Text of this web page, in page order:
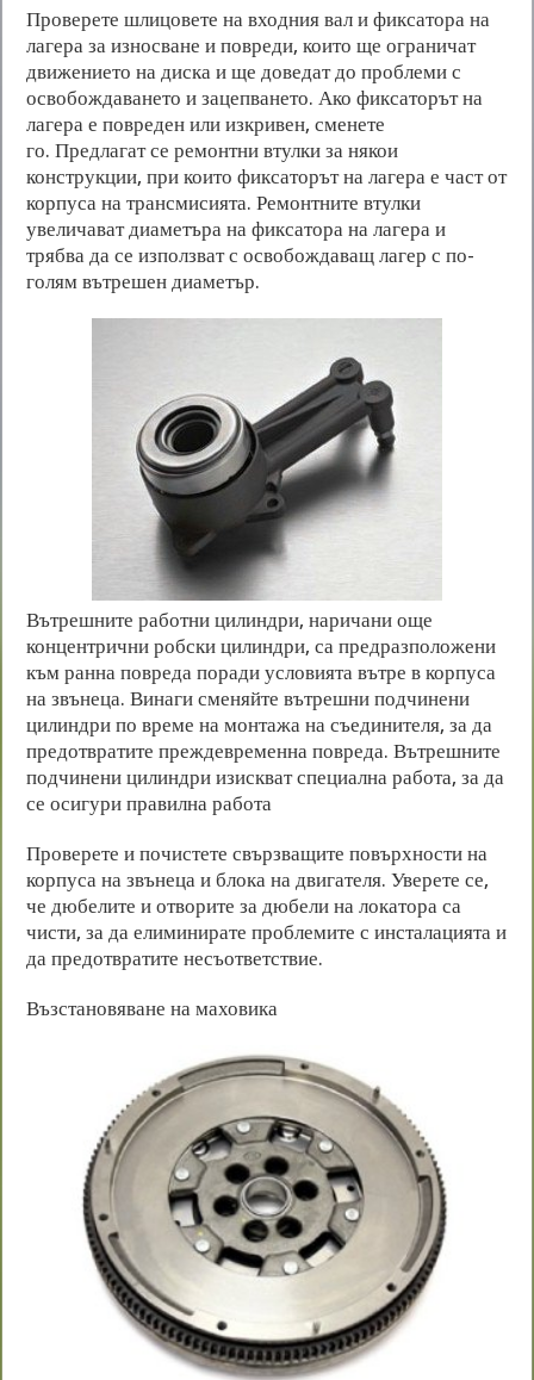
Проверете шлицовете на входния вал и фиксатора на
лагера за износване и повреди, които ще ограничат
движението на диска и ще доведат до проблеми с
освобождаването и зацепването. Ако фиксаторът на
лагера е повреден или изкривен, сменете
го. Предлагат се ремонтни втулки за някои
конструкции, при които фиксаторът на лагера е част от
корпуса на трансмисията. Ремонтните втулки
увеличават диаметъра на фиксатора на лагера и
трябва да се използват с освобождаващ лагер с по-
голям вътрешен диаметър.
Вътрешните работни цилиндри, наричани още
концентрични робски цилиндри, са предразположени
към ранна повреда поради условията вътре в корпуса
на звънеца. Винаги сменяйте вътрешни подчинени
цилиндри по време на монтажа на съединителя, за да
предотвратите преждевременна повреда. Вътрешните
подчинени цилиндри изискват специална работа, за да
се осигури правилна работа
Проверете и почистете свързващите повърхности на
корпуса на звънеца и блока на двигателя. Уверете се,
че дюбелите и отворите за дюбели на локатора са
чисти, за да елиминирате проблемите с инсталацията и
да предотвратите несъответствие.
Възстановяване на маховика